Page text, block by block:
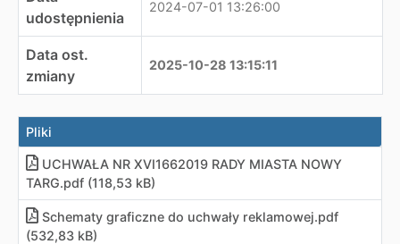
udostępnienia
2024-07-01 13:26:00
Data ost.
zmiany
2025-10-28 13:15:11
Pliki
UCHWAŁA NR XVI1662019 RADY MIASTA NOWY
TARG.pdf (118,53 kB)
Schematy graficzne do uchwały reklamowej.pdf
(532,83 kB)